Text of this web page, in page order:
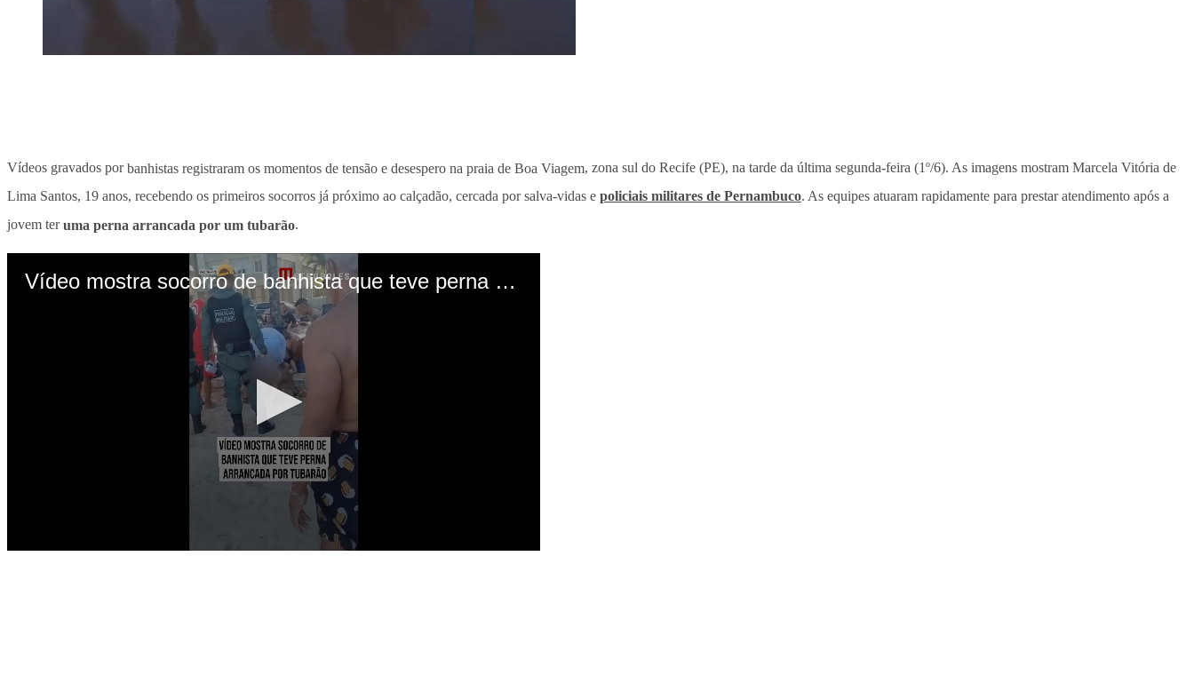
Vídeos gravados porbanhistas registraram os momentos de tensão e desespero na praia de Boa Viagem, zona sul do Recife (PE), na tarde da última segunda-feira (1º/6). As imagens mostram Marcela Vitória de
Lima Santos, 19 anos, recebendo os primeiros socorros já próximo ao calçadão, cercada por salva-vidas e policiais militares de Pernambuco. As equipes atuaram rapidamente para prestar atendimento após a
jovem teruma perna arrancada por um tubarão.